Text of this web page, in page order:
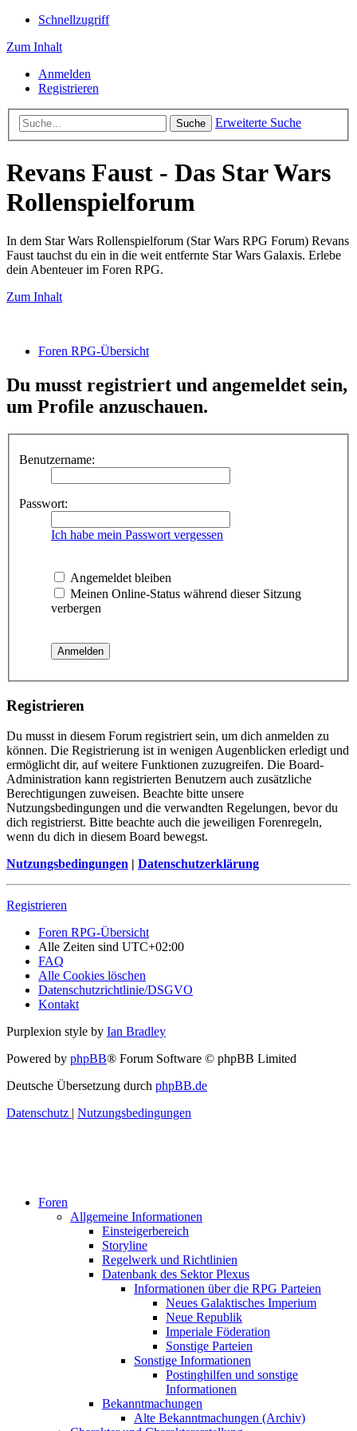
Schnellzugriff
Zum Inhalt
Anmelden
Registrieren
Suche Erweiterte Suche
Revans Faust - Das Star Wars
Rollenspielforum
In dem Star Wars Rollenspielforum (Star Wars RPG Forum) Revans
Faust tauchst du ein in die weit entfernte Star Wars Galaxis. Erlebe
dein Abenteuer im Foren RPG.
Zum Inhalt
Foren RPG-Übersicht
Du musst registriert und angemeldet sein,
um Profile anzuschauen.
Benutzername:
Passwort:
Ich habe mein Passwort vergessen
Angemeldet bleiben
Meinen Online-Status während dieser Sitzung
verbergen
Registrieren
Du musst in diesem Forum registriert sein, um dich anmelden zu
können. Die Registrierung ist in wenigen Augenblicken erledigt und
ermöglicht dir, auf weitere Funktionen zuzugreifen. Die Board-
Administration kann registrierten Benutzern auch zusätzliche
Berechtigungen zuweisen. Beachte bitte unsere
Nutzungsbedingungen und die verwandten Regelungen, bevor du
dich registrierst. Bitte beachte auch die jeweiligen Forenregeln,
wenn du dich in diesem Board bewegst.
Nutzungsbedingungen | Datenschutzerklärung
Registrieren
Foren RPG-Übersicht
Alle Zeiten sind UTC+02:00
FAQ
Alle Cookies löschen
Datenschutzrichtlinie/DSGVO
Kontakt
Purplexion style by Ian Bradley
Powered by phpBB® Forum Software © phpBB Limited
Deutsche Übersetzung durch phpBB.de
Datenschutz | Nutzungsbedingungen
Foren
Allgemeine Informationen
Einsteigerbereich
Storyline
Regelwerk und Richtlinien
Datenbank des Sektor Plexus
Informationen über die RPG Parteien
Neues Galaktisches Imperium
Neue Republik
Imperiale Föderation
Sonstige Parteien
Sonstige Informationen
Postinghilfen und sonstige
Informationen
Bekanntmachungen
Alte Bekanntmachungen (Archiv)